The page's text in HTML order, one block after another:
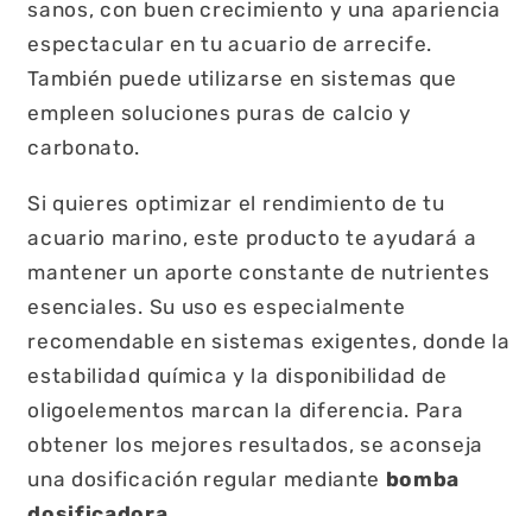
sanos, con buen crecimiento y una apariencia
espectacular en tu acuario de arrecife.
También puede utilizarse en sistemas que
empleen soluciones puras de calcio y
carbonato.
Si quieres optimizar el rendimiento de tu
acuario marino, este producto te ayudará a
mantener un aporte constante de nutrientes
esenciales. Su uso es especialmente
recomendable en sistemas exigentes, donde la
estabilidad química y la disponibilidad de
oligoelementos marcan la diferencia. Para
obtener los mejores resultados, se aconseja
una dosificación regular mediante bomba